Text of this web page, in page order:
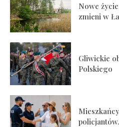
Nowe
zmieni w
Gliwickie
Polskiego